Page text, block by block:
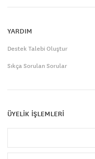
YARDIM
Destek Talebi Oluştur
Sıkça Sorulan Sorular
ÜYELİK İŞLEMLERİ